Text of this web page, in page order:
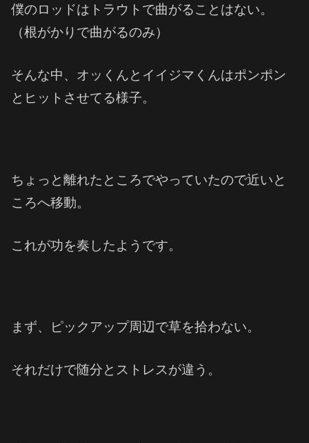
僕のロッドはトラウトで曲がることはない。
（根がかりで曲がるのみ）
そんな中、オッくんとイイジマくんはポンポン
とヒットさせてる様子。
ちょっと離れたところでやっていたので近いと
ころへ移動。
これが功を奏したようです。
まず、ピックアップ周辺で草を拾わない。
それだけで随分とストレスが違う。